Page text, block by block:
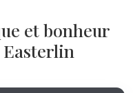
et bonheur